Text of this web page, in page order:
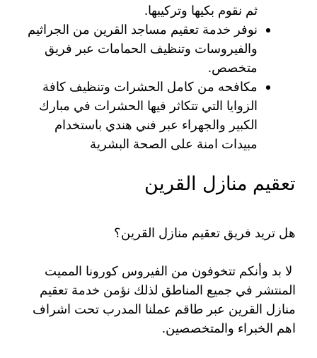
ثم نقوم بكيها وتركيبها.
نوفر خدمة تعقيم مساجد القرين من الجراثيم
والفيروسات وتنظيف الحمامات عبر فريق
متخصص.
مكافحه من كامل الحشرات وتنظيف كافة
الزوايا التي تتكاثر فيها الحشرات في مبارك
الكبير والجهراء عبر فني هندي باستخدام
مبيدات امنة على الصحة البشرية
تعقيم منازل القرين
هل تريد فريق تعقيم منازل القرين؟
لا بد وأنكم تتخوفون من الفيروس كورونا المميت
المنتشر في جميع المناطق لذلك نؤمن خدمة تعقيم
منازل القرين عبر طاقم عملنا المدرب تحت اشراف
اهم الخبراء والمتخصصين.